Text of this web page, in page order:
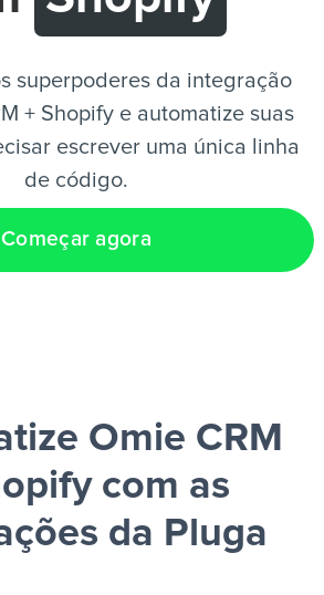
superpoderes da integração
+ Shopify e automatize suas
escrever uma única linha
de código.
Começar agora
Omie CRM
com as
da Pluga